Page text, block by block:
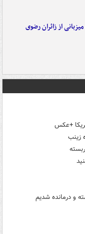
از زائران رضوی
زینب